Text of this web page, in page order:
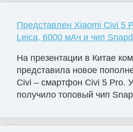
Представлен Xiaomi Civi 5
Leica, 6000 мАч и чип
На презентации в Китае
представила новое
Civi – смартфон Civi 5 Pro.
получило топовый чип